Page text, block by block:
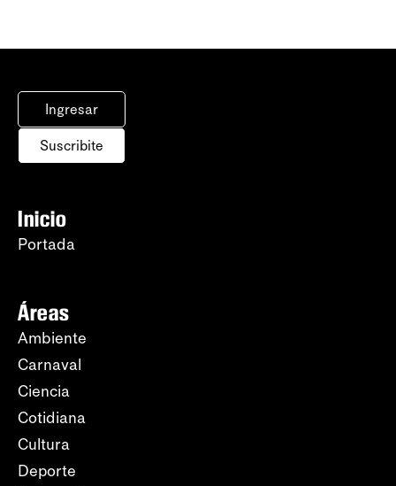
Ingresar
Suscribite
Inicio
Portada
Áreas
Ambiente
Carnaval
Ciencia
Cotidiana
Cultura
Deporte